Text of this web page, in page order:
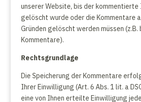
unserer Website, bis der
gelöscht wurde oder die Kommentare
Gründen gelöscht werden müssen
Kommentare).
Rechtsgrundlage
Die Speicherung der Kommentare
Ihrer Einwilligung (Art. 6 Abs. 1 lit. a
eine von Ihnen erteilte Einwilligung